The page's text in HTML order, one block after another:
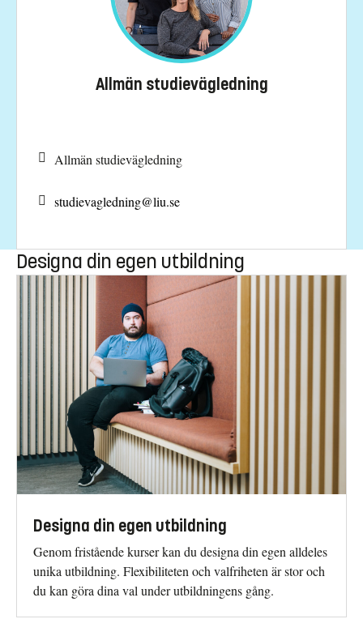
Allmän studievägledning
Allmän studievägledning
studievagledning@liu.se
Designa din egen utbildning
Designa din egen utbildning
Genom fristående kurser kan du designa din egen alldeles
unika utbildning. Flexibiliteten och valfriheten är stor och
du kan göra dina val under utbildningens gång.